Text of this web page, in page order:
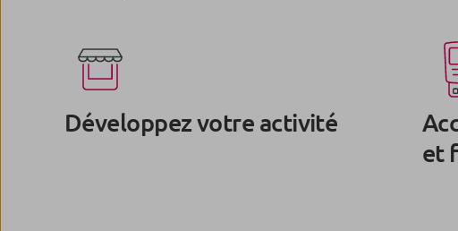
Développez votre activité
et